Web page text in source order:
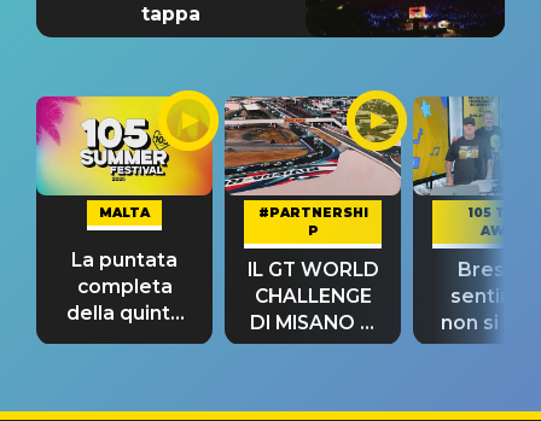
tappa
MALTA
La puntata
completa
della quinta
tappa
#PARTNERSHI
P
IL GT WORLD
CHALLENGE
DI MISANO si
riconferma
105 TAKE
AWAY
Bresh:
non si
fino alla